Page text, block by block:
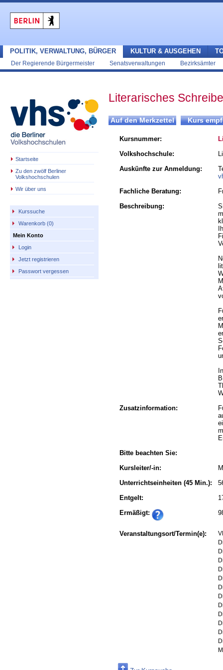
POLITIK, VERWALTUNG, BÜRGER
Der Regierende Bürgermeister Senatsverwaltungen Bezirksämter
KULTUR & AUSGEHEN
Startseite
Zu den zwölf Berliner
Volkshochschulen
Wir über uns
Kurssuche
Warenkorb (0)
Mein Konto
Login
Jetzt registrieren
Passwort vergessen
Literarisches
Kursnummer:
Volkshochschule:
Auskünfte zur Anmeldung:
Fachliche Beratung:
Beschreibung:
Zusatzinformation:
Bitte beachten Sie:
Kursleiter/-in:
Unterrichtseinheiten (45 Min.):
Entgelt:
Ermäßigt:
Veranstaltungsort/Termin(e):